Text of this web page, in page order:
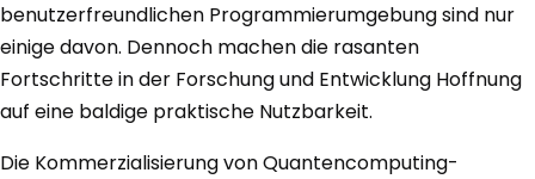
benutzerfreundlichen Programmierumgebung sind nur
einige davon. Dennoch machen die rasanten
Fortschritte in der Forschung und Entwicklung Hoffnung
auf eine baldige praktische Nutzbarkeit.
Die Kommerzialisierung von Quantencomputing-